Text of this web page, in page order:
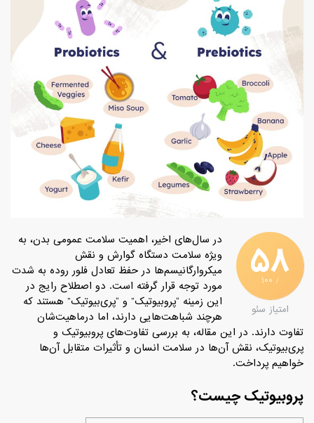
۵۸
/ ۱۰۰
امتیاز سئو
در سال‌های اخیر، اهمیت سلامت عمومی بدن، به
ویژه سلامت دستگاه گوارش و نقش
میکروارگانیسم‌ها در حفظ تعادل فلور روده به شدت
مورد توجه قرار گرفته است. دو اصطلاح رایج در
این زمینه “پروبیوتیک” و “پری‌بیوتیک” هستند که
هرچند شباهت‌هایی دارند، اما درماهیت‌شان
تفاوت ‌دارند. در این مقاله، به بررسی تفاوت‌های پروبیوتیک و
پری‌بیوتیک، نقش آن‌ها در سلامت انسان و تأثیرات متقابل آن‌ها
خواهیم پرداخت.
پروبیوتیک چیست؟